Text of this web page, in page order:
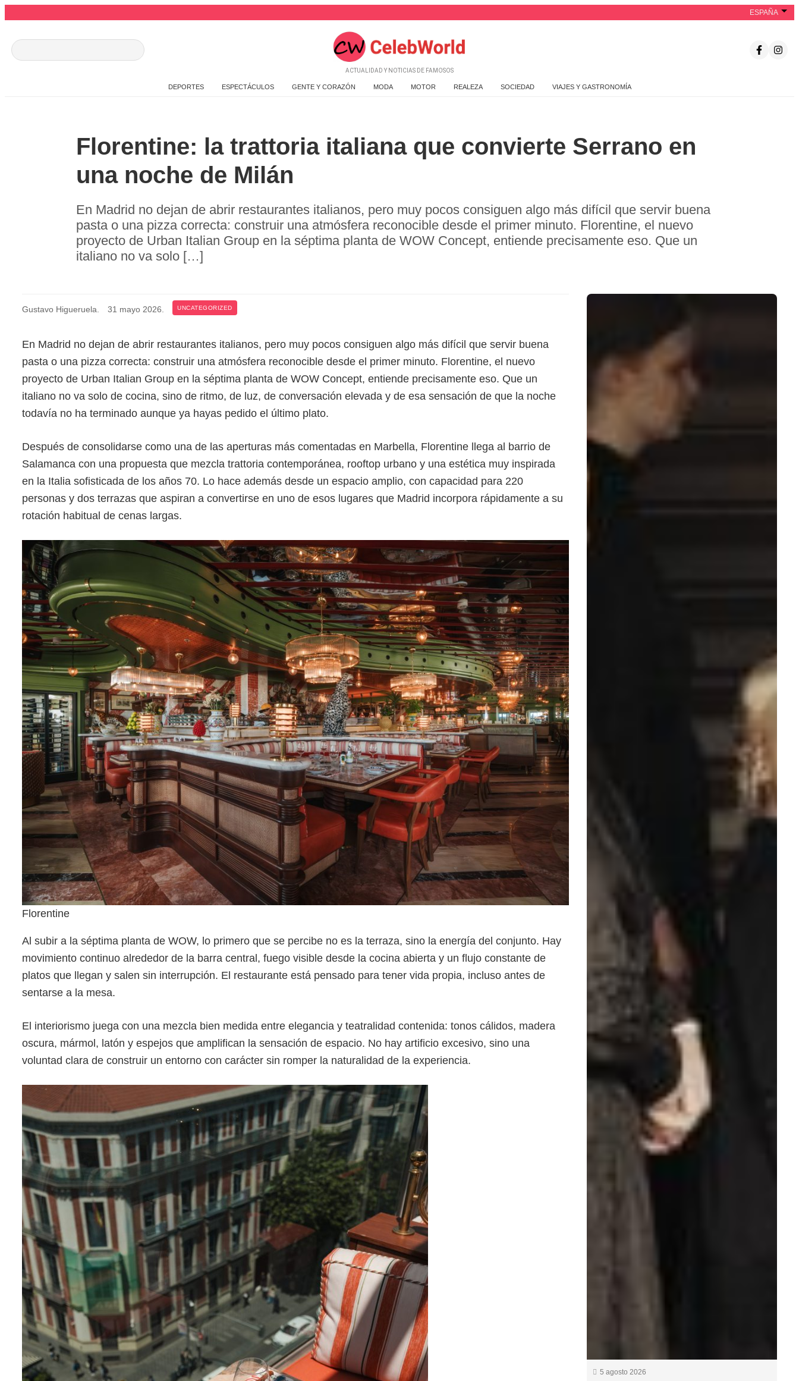
ESPAÑA
ACTUALIDAD Y NOTICIAS DE FAMOSOS
DEPORTES ESPECTÁCULOS GENTE Y CORAZÓN MODA MOTOR REALEZA SOCIEDAD VIAJES Y GASTRONOMÍA
Florentine: la trattoria italiana que convierte Serrano en
una noche de Milán
En Madrid no dejan de abrir restaurantes italianos, pero muy pocos consiguen algo más difícil que servir buena
pasta o una pizza correcta: construir una atmósfera reconocible desde el primer minuto. Florentine, el nuevo
proyecto de Urban Italian Group en la séptima planta de WOW Concept, entiende precisamente eso. Que un
italiano no va solo […]
Gustavo Higueruela. 31 mayo 2026. UNCATEGORIZED
En Madrid no dejan de abrir restaurantes italianos, pero muy pocos consiguen algo más difícil que servir buena
pasta o una pizza correcta: construir una atmósfera reconocible desde el primer minuto. Florentine, el nuevo
proyecto de Urban Italian Group en la séptima planta de WOW Concept, entiende precisamente eso. Que un
italiano no va solo de cocina, sino de ritmo, de luz, de conversación elevada y de esa sensación de que la noche
todavía no ha terminado aunque ya hayas pedido el último plato.
Después de consolidarse como una de las aperturas más comentadas en Marbella, Florentine llega al barrio de
Salamanca con una propuesta que mezcla trattoria contemporánea, rooftop urbano y una estética muy inspirada
en la Italia sofisticada de los años 70. Lo hace además desde un espacio amplio, con capacidad para 220
personas y dos terrazas que aspiran a convertirse en uno de esos lugares que Madrid incorpora rápidamente a su
rotación habitual de cenas largas.
Florentine
Al subir a la séptima planta de WOW, lo primero que se percibe no es la terraza, sino la energía del conjunto. Hay
movimiento continuo alrededor de la barra central, fuego visible desde la cocina abierta y un flujo constante de
platos que llegan y salen sin interrupción. El restaurante está pensado para tener vida propia, incluso antes de
sentarse a la mesa.
El interiorismo juega con una mezcla bien medida entre elegancia y teatralidad contenida: tonos cálidos, madera
oscura, mármol, latón y espejos que amplifican la sensación de espacio. No hay artificio excesivo, sino una
voluntad clara de construir un entorno con carácter sin romper la naturalidad de la experiencia.
5 agosto 2026